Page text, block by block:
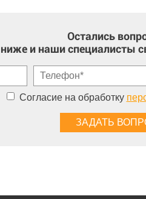
Остались
и наши специалисты
Согласие на обработку